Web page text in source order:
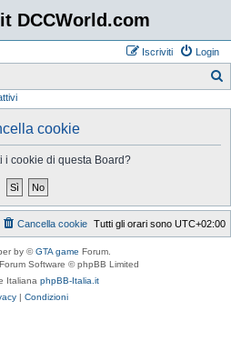
DCCWorld.com
Login
Iscriviti
cookie
i cookie di questa Board?
Tutti gli orari sono UTC+02:00
Cancella cookie
by ©GTA game Forum.
Software © phpBB Limited
Italiana phpBB-Italia.it
| Condizioni